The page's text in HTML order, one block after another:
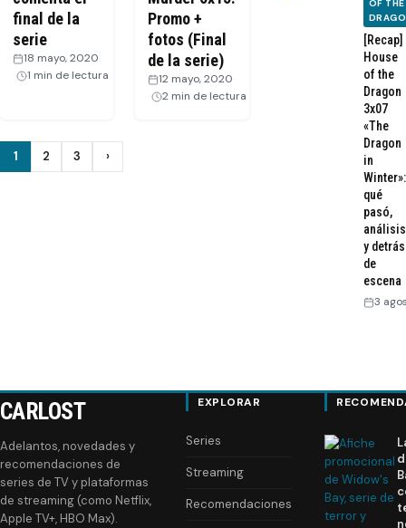
final de la
serie
18 mayo, 2020
1 min de lectura
Promo +
fotos (Final
de la serie)
12 mayo, 2020
2 min de lectura
Paginación
1 2 3 ›
OF THE
[Recap]
House
of the
Dragon
3x07
«The
Dragon
in
Winter»:
qué
pasó,
análisis
y detrás
de
escena
3
CARLOST
Adelantos, novedades y
recomendaciones de
series de TV y plataformas
de streaming (como Netflix,
Apple TV+, HBO Max).
EXPLORAR
Series
Streaming
Recomendaciones